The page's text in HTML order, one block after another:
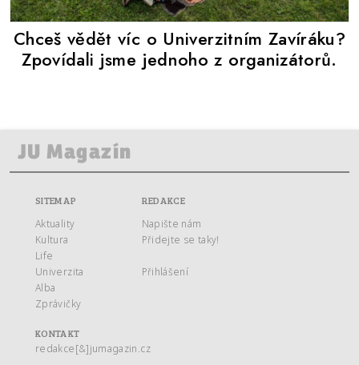
Chceš vědět víc o Univerzitním Zavíráku?
Zpovídali jsme jednoho z organizátorů.
SITEMAP
Aktuality
Kultura
Life
Univerzita
Alba
Zprávičky
REDAKCE
Napište nám
Přidejte se taky!
Přihlášení
KONTAKT
redakce[&]jumagazin.cz